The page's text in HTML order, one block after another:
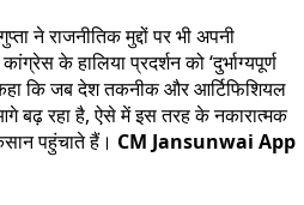
ने राजनीतिक मुद्दों पर भी अपनी
के हालिया प्रदर्शन को ‘दुर्भाग्यपूर्ण
कहा कि जब देश तकनीक और आर्टिफिशियल
बढ़ रहा है, ऐसे में इस तरह के नकारात्मक
पहुंचाते हैं। CM Jansunwai App